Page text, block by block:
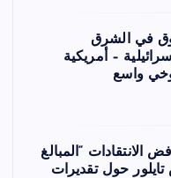
في الشرق
– أمريكية
واسع
الانتقادات “المبالغ
حول تقديرات